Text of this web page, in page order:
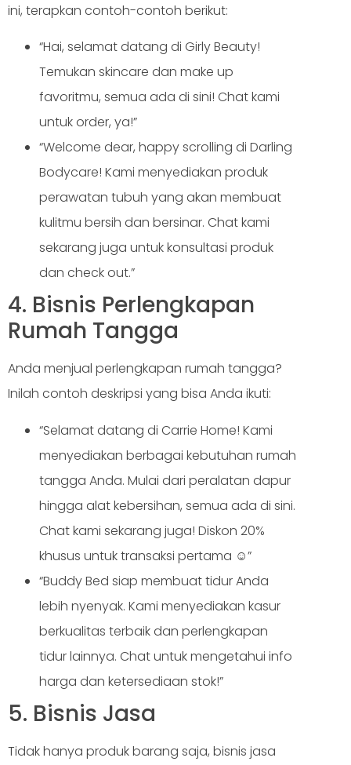
ini, terapkan contoh-contoh berikut:
“Hai, selamat datang di Girly Beauty!
Temukan skincare dan make up
favoritmu, semua ada di sini! Chat kami
untuk order, ya!”
“Welcome dear, happy scrolling di Darling
Bodycare! Kami menyediakan produk
perawatan tubuh yang akan membuat
kulitmu bersih dan bersinar. Chat kami
sekarang juga untuk konsultasi produk
dan check out.”
4. Bisnis Perlengkapan
Rumah Tangga
Anda menjual perlengkapan rumah tangga?
Inilah contoh deskripsi yang bisa Anda ikuti:
“Selamat datang di Carrie Home! Kami
menyediakan berbagai kebutuhan rumah
tangga Anda. Mulai dari peralatan dapur
hingga alat kebersihan, semua ada di sini.
Chat kami sekarang juga! Diskon 20%
khusus untuk transaksi pertama ☺️”
“Buddy Bed siap membuat tidur Anda
lebih nyenyak. Kami menyediakan kasur
berkualitas terbaik dan perlengkapan
tidur lainnya. Chat untuk mengetahui info
harga dan ketersediaan stok!”
5. Bisnis Jasa
Tidak hanya produk barang saja, bisnis jasa